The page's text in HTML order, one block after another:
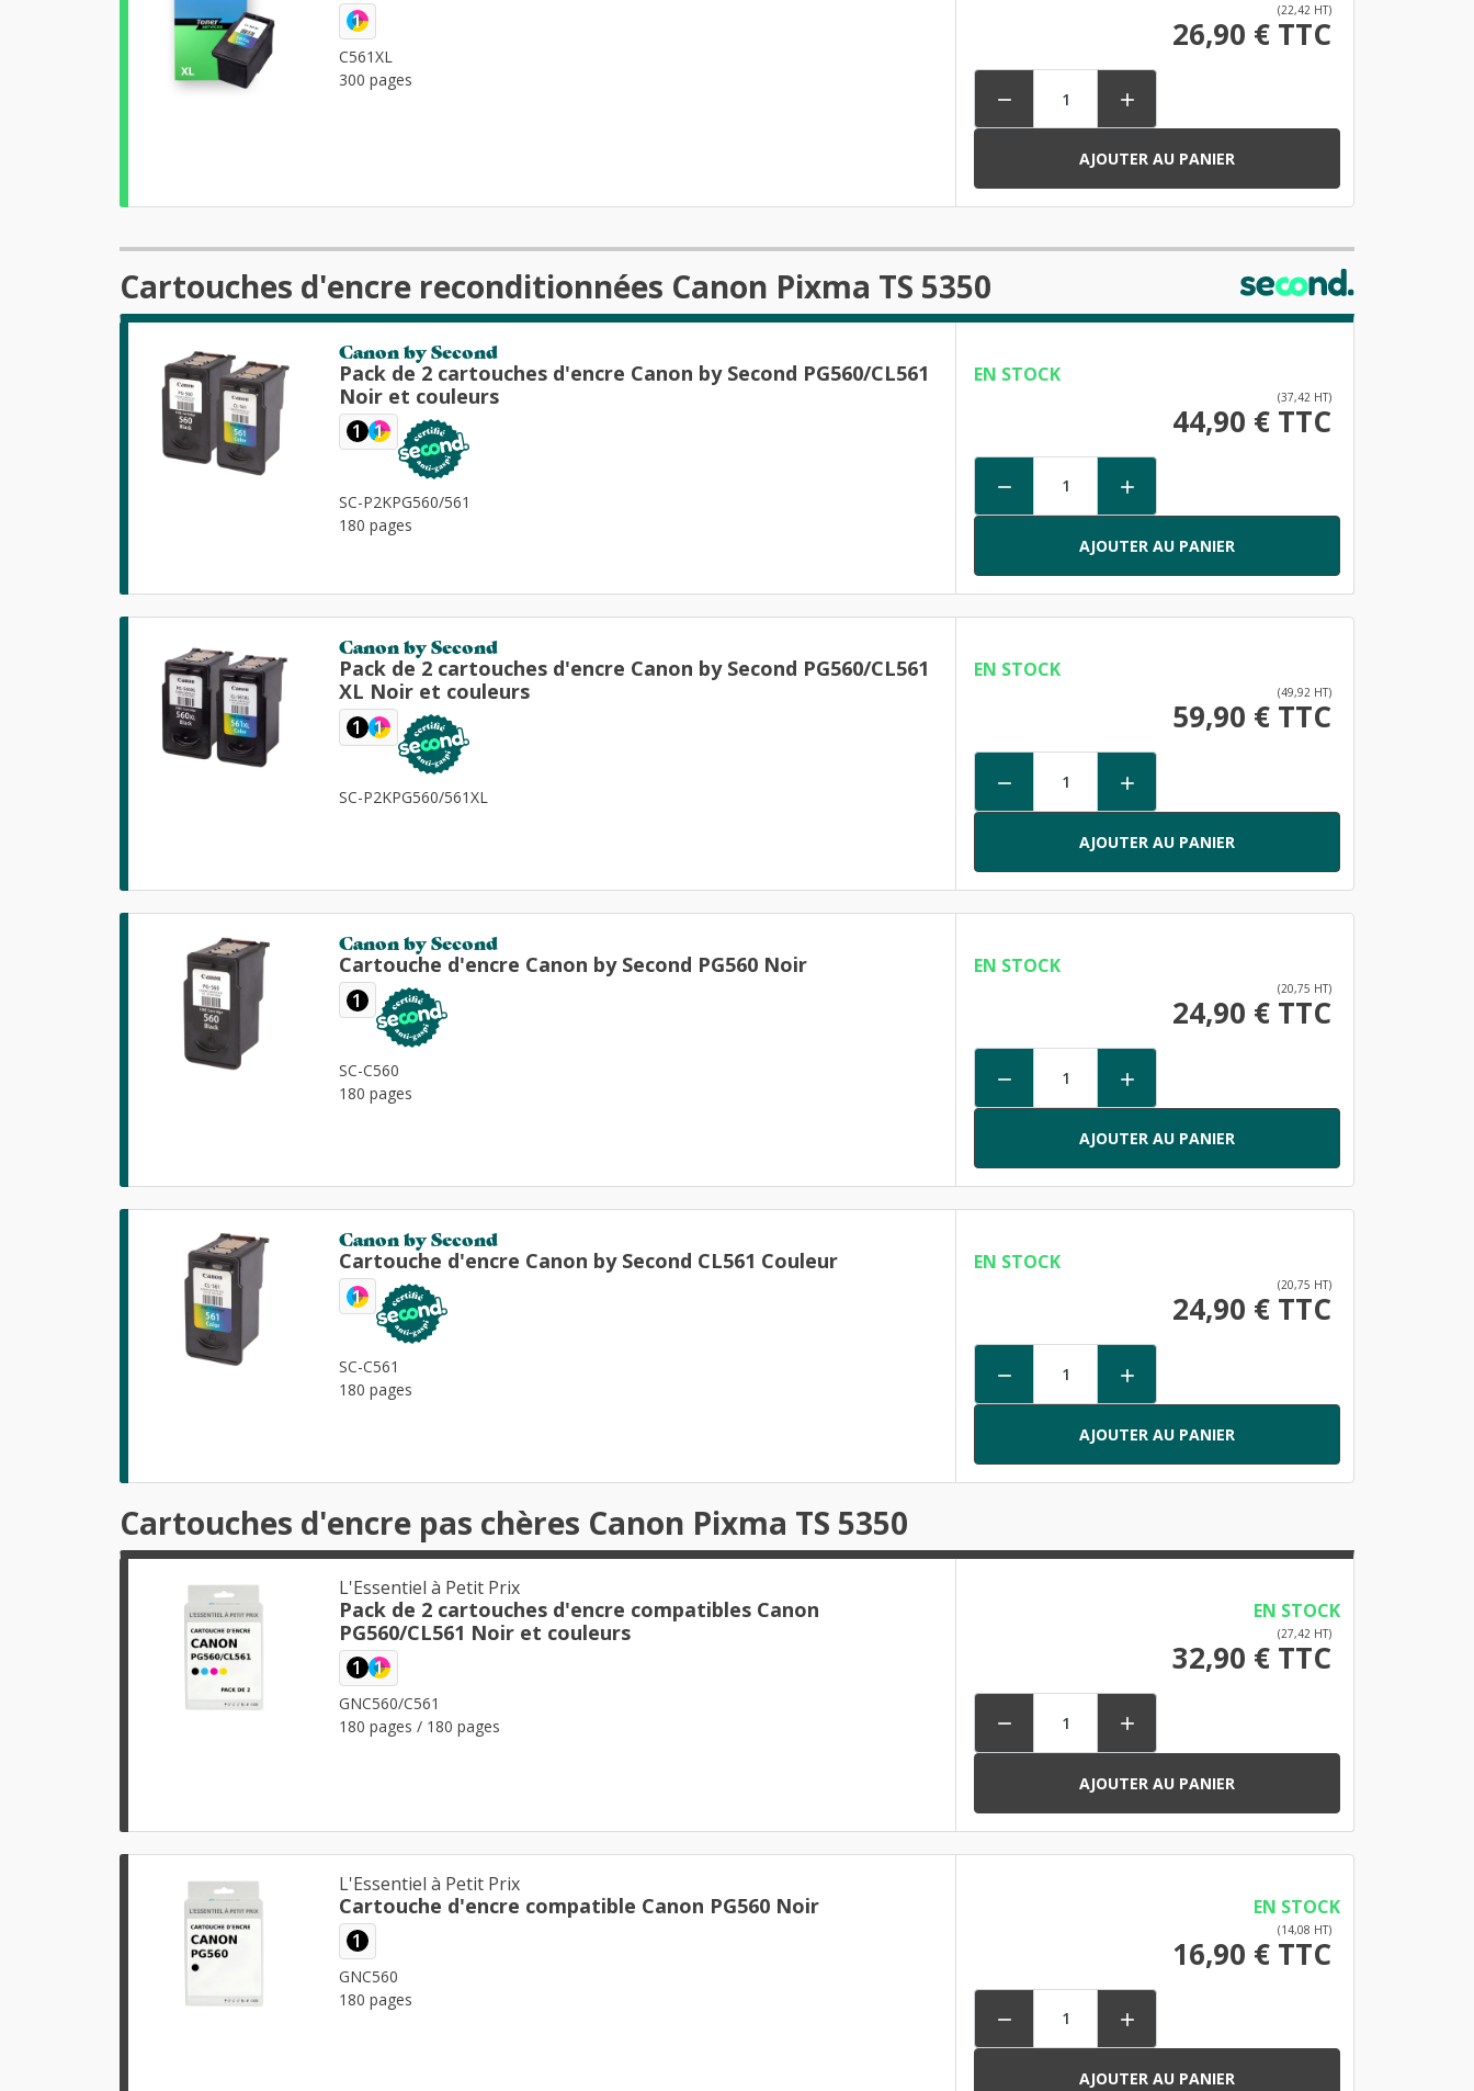
1
C561XL
300 pages
(22,42 HT)
26,90 € TTC
 
AJOUTER AU PANIER
Cartouches d'encre reconditionnées Canon Pixma TS 5350
Canon by Second
Pack de 2 cartouches d'encre Canon by Second PG560/CL561
Noir et couleurs
1 1
SC-P2KPG560/561
180 pages
EN STOCK
(37,42 HT)
44,90 € TTC
 
AJOUTER AU PANIER
Canon by Second
Pack de 2 cartouches d'encre Canon by Second PG560/CL561
XL Noir et couleurs
1 1
SC-P2KPG560/561XL
EN STOCK
(49,92 HT)
59,90 € TTC
 
AJOUTER AU PANIER
Canon by Second
Cartouche d'encre Canon by Second PG560 Noir
1
SC-C560
180 pages
EN STOCK
(20,75 HT)
24,90 € TTC
 
AJOUTER AU PANIER
Canon by Second
Cartouche d'encre Canon by Second CL561 Couleur
1
SC-C561
180 pages
EN STOCK
(20,75 HT)
24,90 € TTC
 
AJOUTER AU PANIER
Cartouches d'encre pas chères Canon Pixma TS 5350
L'Essentiel à Petit Prix
Pack de 2 cartouches d'encre compatibles Canon
PG560/CL561 Noir et couleurs
1 1
GNC560/C561
180 pages / 180 pages
EN STOCK
(27,42 HT)
32,90 € TTC
 
AJOUTER AU PANIER
L'Essentiel à Petit Prix
Cartouche d'encre compatible Canon PG560 Noir
1
GNC560
180 pages
EN STOCK
(14,08 HT)
16,90 € TTC
 
AJOUTER AU PANIER